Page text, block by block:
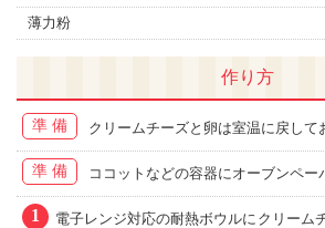
薄力粉
作り方
準備 クリームチーズと卵は室温に戻して
準備 ココットなどの容器にオーブンペー
1
電子レンジ対応の耐熱ボウルにクリーム